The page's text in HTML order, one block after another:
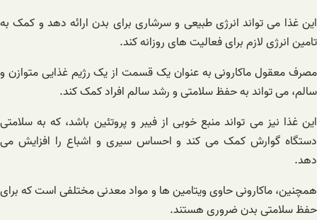
این غذا می تواند انرژی طبیعی و سرشاری برای بدن ارائه دهد و کمک به
تامین انرژی لازم برای فعالیت های روزانه کند.
مصرف معقول ماکارونی به عنوان یک قسمت از یک رژیم غذایی متوازن و
سالم، می تواند به حفظ سلامتی و رشد سالم افراد کمک کند.
این غذا نیز می تواند منبع خوبی از فیبر و پروتئین باشد، که به سلامتی
دستگاه گوارش کمک می کند و احساس سیری و اشباع را افزایش می
دهد.
همچنین، ماکارونی حاوی ویتامین ها و مواد معدنی مختلفی است که برای
حفظ سلامتی بدن ضروری هستند.